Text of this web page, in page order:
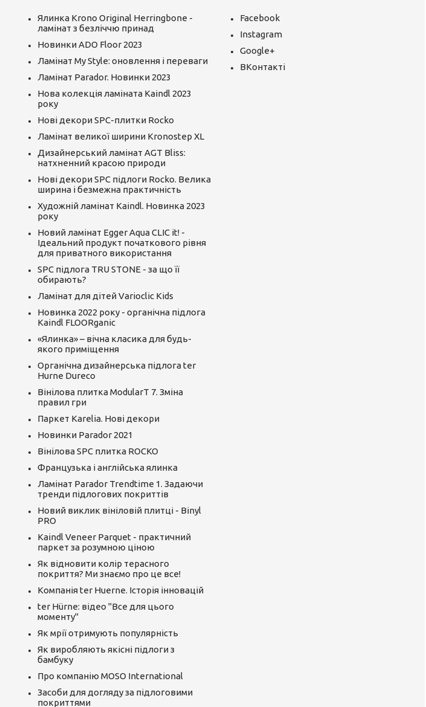
Ялинка Krono Original Herringbone -
ламінат з безліччю принад
Новинки ADO Floor 2023
Ламінат My Style: оновлення і переваги
Ламінат Parador. Новинки 2023
Нова колекція ламіната Kaindl 2023
року
Нові декори SPC-плитки Rocko
Ламінат великої ширини Kronostep XL
Дизайнерський ламінат AGT Bliss:
натхненний красою природи
Нові декори SPC підлоги Rocko. Велика
ширина і безмежна практичність
Художній ламінат Kaindl. Новинка 2023
року
Новий ламінат Egger Aqua CLIC it! -
Ідеальний продукт початкового рівня
для приватного використання
SPC підлога TRU STONE - за що її
обирають?
Ламінат для дітей Varioclic Kids
Новинка 2022 року - органічна підлога
Kaindl FLOORganic
«Ялинка» – вічна класика для будь-
якого приміщення
Органічна дизайнерська підлога ter
Hurne Dureco
Вінілова плитка ModularT 7. Зміна
правил гри
Паркет Karelia. Нові декори
Новинки Parador 2021
Вінілова SPC плитка ROCKO
Французька і англійська ялинка
Ламінат Parador Trendtime 1. Задаючи
тренди підлогових покриттів
Новий виклик вініловій плитці - Binyl
PRO
Kaindl Veneer Parquet - практичний
паркет за розумною ціною
Як відновити колір терасного
покриття? Ми знаємо про це все!
Компанія ter Huerne. Історія інновацій
ter Hürne: відео "Все для цього
моменту"
Як мрії отримують популярність
Як виробляють якісні підлоги з
бамбуку
Про компанію MOSO International
Засоби для догляду за підлоговими
покриттями
Facebook
Instagram
Google+
ВКонтакті